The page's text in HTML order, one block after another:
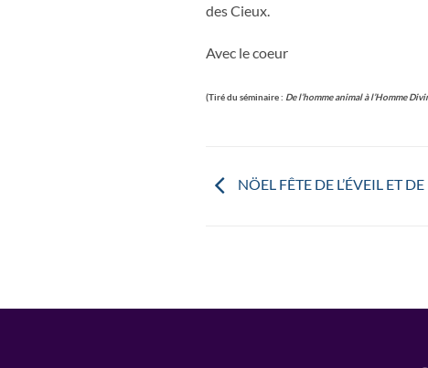
des Cieux.
Avec le coeur
(Tiré du séminaire : De l’homme animal à l’Homme
NÖEL FÊTE DE L’ÉVEIL ET